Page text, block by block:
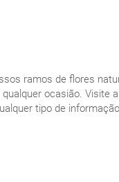
ramos de flores
ocasião. Visite
tipo de